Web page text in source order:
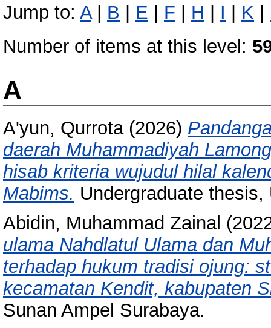
Jump to: A| B | E | F | H | I | K |
Number of items at this level:
A
A'yun, Qurrota(2026)
daerah Muhammadiyah
hisab kriteria wujudul hilal
Mabims. Undergraduate
Abidin, Muhammad Zainal
ulama Nahdlatul Ulama dan
terhadap hukum tradisi ojung:
kecamatan Kendit, kabupaten
Sunan Ampel Surabaya.